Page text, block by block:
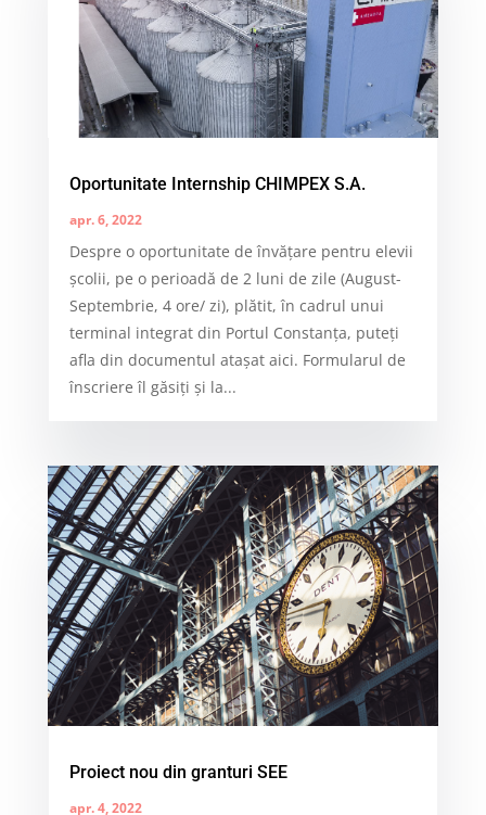
Oportunitate Internship CHIMPEX S.A.
apr. 6, 2022
Despre o oportunitate de învăţare pentru elevii
școlii, pe o perioadă de 2 luni de zile (August-
Septembrie, 4 ore/ zi), plătit, în cadrul unui
terminal integrat din Portul Constanța, puteți
afla din documentul atașat aici. Formularul de
înscriere îl găsiți și la...
Proiect nou din granturi SEE
apr. 4, 2022